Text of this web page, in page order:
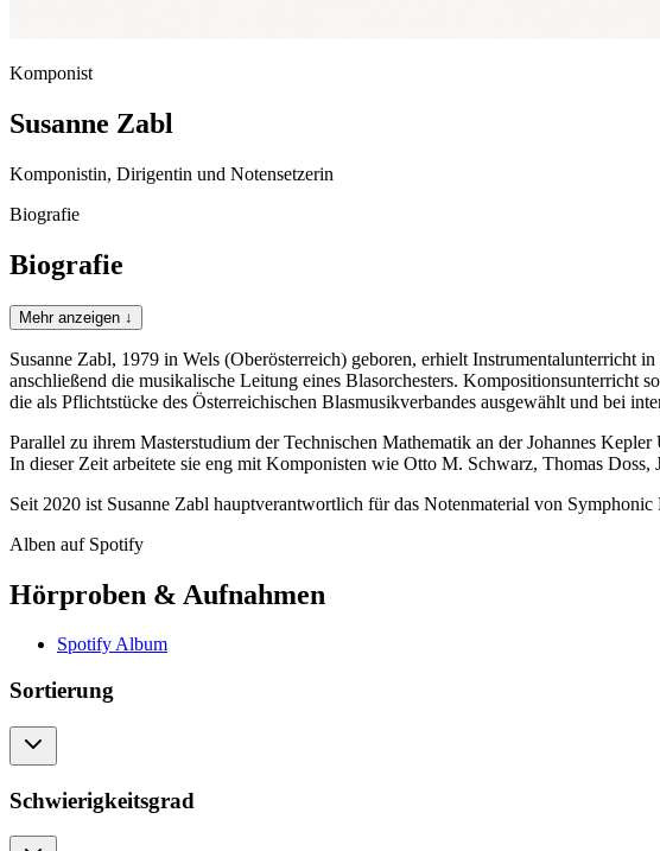
Komponist
Susanne Zabl
Komponistin, Dirigentin und Notensetzerin
Biografie
Biografie
Mehr anzeigen ↓
Susanne Zabl, 1979 in Wels (Oberösterreich) geboren, erhielt Instrumentalunterricht
anschließend die musikalische Leitung eines Blasorchesters. Kompositionsunterricht
die als Pflichtstücke des Österreichischen Blasmusikverbandes ausgewählt und bei
Parallel zu ihrem Masterstudium der Technischen Mathematik an der Johannes
In dieser Zeit arbeitete sie eng mit Komponisten wie Otto M. Schwarz, Thomas Doss,
Seit 2020 ist Susanne Zabl hauptverantwortlich für das Notenmaterial von
Alben auf Spotify
Hörproben & Aufnahmen
Spotify Album
Sortierung
Schwierigkeitsgrad